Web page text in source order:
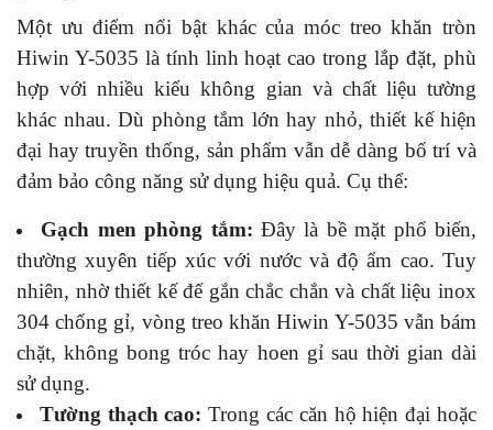
Một ưu điểm nổi bật khác của móc treo khăn tròn
Hiwin Y-5035 là tính linh hoạt cao trong lắp đặt, phù
hợp với nhiều kiểu không gian và chất liệu tường
khác nhau. Dù phòng tắm lớn hay nhỏ, thiết kế hiện
đại hay truyền thống, sản phẩm vẫn dễ dàng bố trí và
đảm bảo công năng sử dụng hiệu quả. Cụ thể:
Gạch men phòng tắm: Đây là bề mặt phổ biến,
thường xuyên tiếp xúc với nước và độ ẩm cao. Tuy
nhiên, nhờ thiết kế đế gắn chắc chắn và chất liệu inox
304 chống gỉ, vòng treo khăn Hiwin Y-5035 vẫn bám
chặt, không bong tróc hay hoen gỉ sau thời gian dài
sử dụng.
Tường thạch cao: Trong các căn hộ hiện đại hoặc